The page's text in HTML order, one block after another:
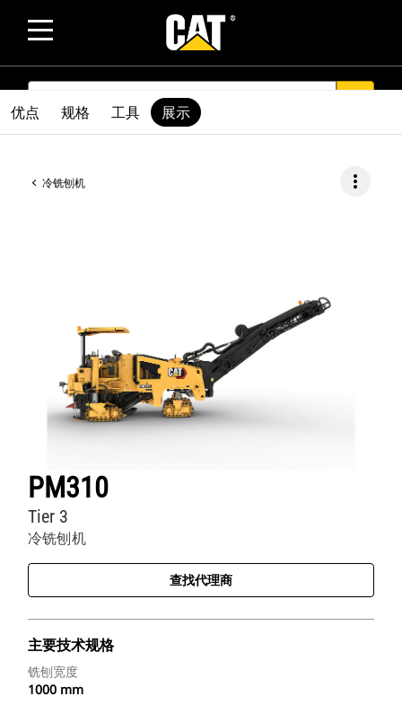
SEARCH
冷铣刨机 more_vert
PM310
冷铣刨机
Tier 3
查找代理商
主要技术规格
铣刨宽度
1000 mm
优点 规格 工具 展示